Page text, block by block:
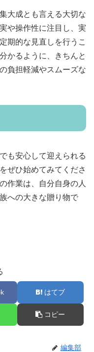
大成とも言える大切な
や操作性に注目し、実
期的な見直しを行うこ
かるように、きちんと
負担軽減やスムーズな
も安心して迎えられる
ぜひ始めてみてくださ
作業は、自分自身の人
への大きな贈り物で
はてブ
コピー
編集部